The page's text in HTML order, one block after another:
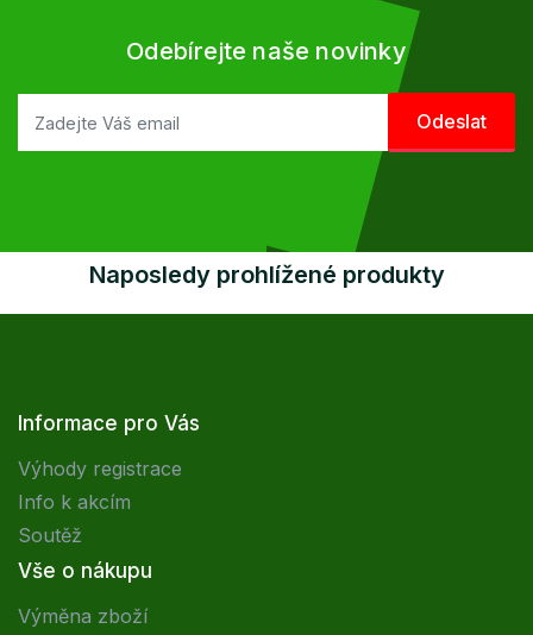
Odebírejte naše novinky
Naposledy prohlížené produkty
Informace pro Vás
Výhody registrace
Info k akcím
Soutěž
Vše o nákupu
Výměna zboží